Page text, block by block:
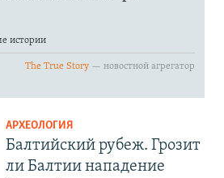
АРХЕОЛОГИЯ
Балтийский рубеж. Грозит
ли Балтии нападение